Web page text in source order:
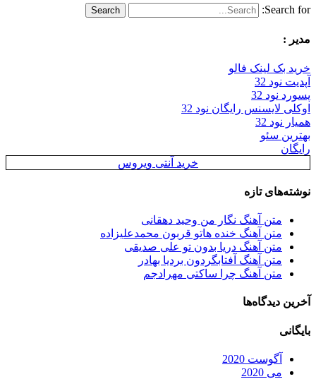
Search for:
مدیر :
خرید بک لینک فالو
آپدیت نود 32
پسورد نود 32
اوکلی لایسنس رایگان نود 32
همیار نود 32
بهترین سئو
رایگان
خرید آنتی ویروس
نوشته‌های تازه
متن آهنگ نگار من وحید دهقانی
متن آهنگ خنده هاتو قربون محمدعلیزاده
متن آهنگ دریا بدون تو علی صدیقی
متن آهنگ آفتابگردون بردیا بهادر
متن آهنگ چرا ساکتی مهرادجم
آخرین دیدگاه‌ها
بایگانی
آگوست 2020
می 2020